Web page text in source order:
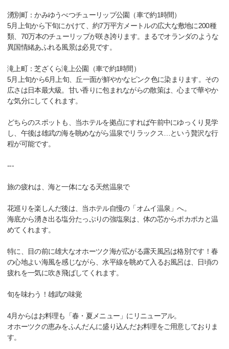
湧別町：かみゆうべつチューリップ公園（車で約1時間）
5月上旬から下旬にかけて、約7万平方メートルの広大な敷地に200種
類、70万本のチューリップが咲き誇ります。まるでオランダのような
異国情緒あふれる風景は必見です。
滝上町：芝ざくら滝上公園（車で約1時間）
5月上旬から6月上旬、丘一面が鮮やかなピンク色に染まります。その
広さは日本最大級。甘い香りに包まれながらの散策は、心まで華やか
な気分にしてくれます。
どちらのスポットも、当ホテルを拠点にすれば午前中にゆっくり見学
し、午後は雄武の海を眺めながら温泉でリラックス…という贅沢な行
程が可能です。
---
旅の疲れは、海と一体になる天然温泉で
花巡りを楽しんだ後は、当ホテル自慢の「オムイ温泉」へ。
海底から湧き出る塩分たっぷりの強塩泉は、体の芯からポカポカと温
めてくれます。
特に、目の前に雄大なオホーツク海が広がる露天風呂は格別です！春
の心地よい海風を感じながら、水平線を眺めて入るお風呂は、日頃の
疲れを一気に吹き飛ばしてくれます。
旬を味わう！雄武の味覚
4月からはお料理も「春・夏メニュー」にリニューアル。
オホーツクの恵みをふんだんに盛り込んだお料理をご用意しておりま
す。